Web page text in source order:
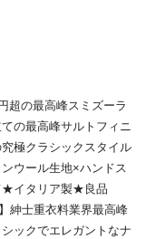
超の最高峰スミズーラ
の最高峰サルトフィニ
極クラシックスタイル
ウール生地×ハンドス
★イタリア製★良品
紳士重衣料業界最高峰
ックでエレガントなナ